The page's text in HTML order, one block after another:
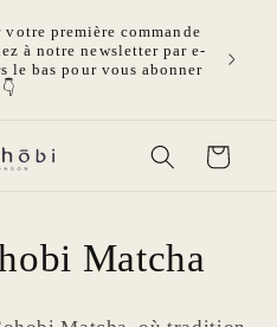
première commande
à notre newsletter par e-
le bas pour vous abonner
👇
Panier
Matcha